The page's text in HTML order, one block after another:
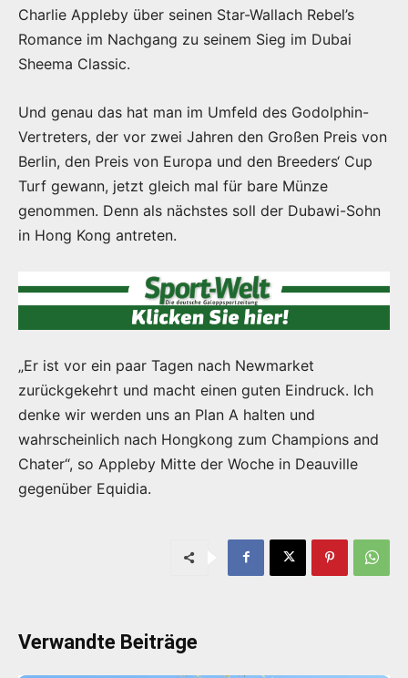
Charlie Appleby über seinen Star-Wallach Rebel’s
Romance im Nachgang zu seinem Sieg im Dubai
Sheema Classic.
Und genau das hat man im Umfeld des Godolphin-
Vertreters, der vor zwei Jahren den Großen Preis von
Berlin, den Preis von Europa und den Breeders‘ Cup
Turf gewann, jetzt gleich mal für bare Münze
genommen. Denn als nächstes soll der Dubawi-Sohn
in Hong Kong antreten.
„Er ist vor ein paar Tagen nach Newmarket
zurückgekehrt und macht einen guten Eindruck. Ich
denke wir werden uns an Plan A halten und
wahrscheinlich nach Hongkong zum Champions and
Chater“, so Appleby Mitte der Woche in Deauville
gegenüber Equidia.
Verwandte Beiträge